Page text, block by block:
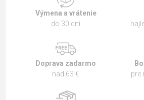
Výmena a vrátenie
do 30 dní
Doprava zadarmo
nad 63 €
pre